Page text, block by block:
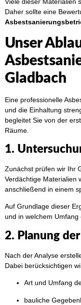
Viele dieser Materialien
Daher sollte eine
Unser
Gladbach
Eine professionelle
und die Einhaltung
begleitet Sie von der
Räume.
1.
Zunächst prüfen wir Ihr
Verdächtige Materialien
anschließend in einem
Auf Grundlage dieser
und in welchem
2. Planung
Nach der Analyse
Dabei berücksichtigen
Art und Umfang
bauliche